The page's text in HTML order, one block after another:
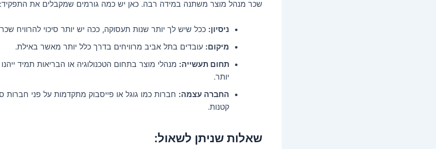
שכר מנהל מוצר משתנה במידה רבה. כאן יש כמה גורמים שמקבלים את התפקיד:
ניסיון: ככל שיש לך יותר שנות תעסוקה, ככה יש יותר סיכוי להרוויח
מיקום: עובדים בתל אביב מרוויחים בדרך כלל יותר מאשר באילת.
תחום תעשייה: מנהלי מוצר בתחום הטכנולוגיה או הבריאות תמיד
יותר.
החברה עצמה: חברות כמו גוגל או פייסבוק מתקדמות על פני
קטנות.
שאלות שניתן לשאול: